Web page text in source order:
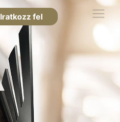
Iratkozz fel